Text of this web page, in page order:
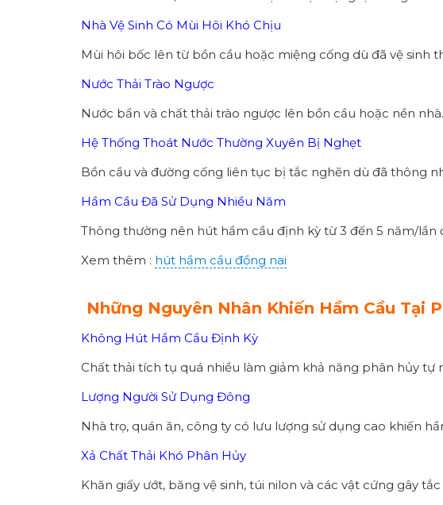
Nhà Vệ Sinh Có Mùi Hôi Khó Chịu
Mùi hôi bốc lên từ bồn cầu hoặc miệng cống dù đã vệ sinh
Nước Thải Trào Ngược
Nước bẩn và chất thải trào ngược lên bồn cầu hoặc nền nhà.
Hệ Thống Thoát Nước Thường Xuyên Bị Nghẹt
Bồn cầu và đường cống liên tục bị tắc nghẽn dù đã thông
Hầm Cầu Đã Sử Dụng Nhiều Năm
Thông thường nên hút hầm cầu định kỳ từ 3 đến 5 năm/lần
Xem thêm : hút hầm cầu đồng nai
Những Nguyên Nhân Khiến Hầm Cầu Tại
Không Hút Hầm Cầu Định Kỳ
Chất thải tích tụ quá nhiều làm giảm khả năng phân hủy tự
Lượng Người Sử Dụng Đông
Nhà trọ, quán ăn, công ty có lưu lượng sử dụng cao khiến
Xả Chất Thải Khó Phân Hủy
Khăn giấy ướt, băng vệ sinh, túi nilon và các vật cứng gây